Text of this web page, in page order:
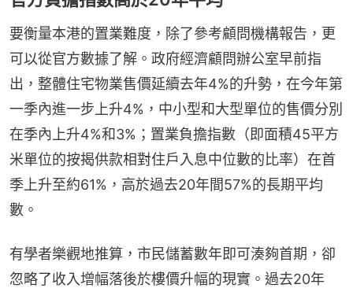
要衡量本港的置業難度，除了參考顧問機構報告，更
可以從官方數據了解。政府經濟顧問辦公室早前指
出，整體住宅物業售價延續去年4%的升勢，在今年第
一季內進一步上升4%，中小型和大型單位的售價分別
在季內上升4%和3%；置業負擔指數（即面積45平方
米單位的按揭供款相對住戶入息中位數的比率）在首
季上升至約61%，高於過去20年間57%的長期平均
數。
有學者樂觀地推算，市民儲蓄數年即可湊夠首期，卻
忽略了收入增幅落後於樓價升幅的現實。過去20年